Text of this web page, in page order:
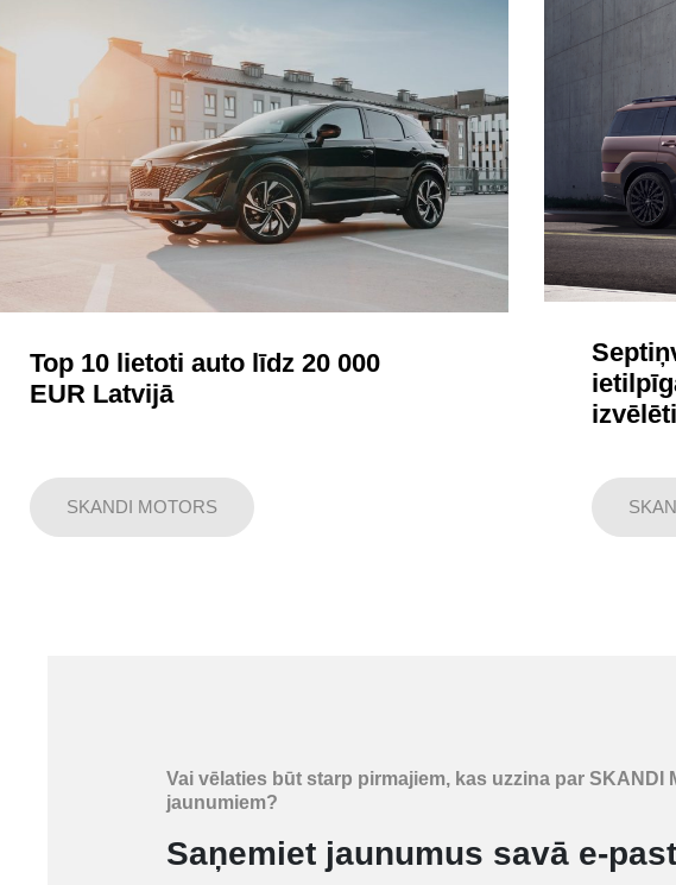
Top 10 lietoti auto līdz 20 000
EUR Latvijā
SKANDI MOTORS
Vai vēlaties būt starp pirmajiem, kas uzzina par SKANDI
jaunumiem?
Saņemiet jaunumus savā e-